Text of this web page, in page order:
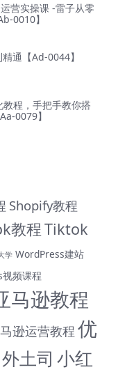
营实操课 -雷子从零
0010】
通【Ad-0044】
程，手把手教你搭
0079】
Shopify教程
教程Tiktok
学 WordPress建站
频课程
马逊教程
逊运营教程优
外土司 小红